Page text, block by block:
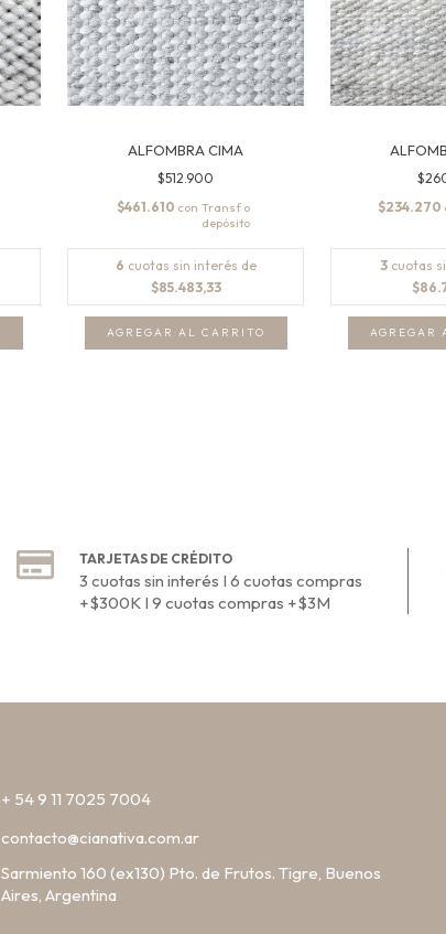
ALFOMBRA CIMA
$512.900
$461.610 con
6 cuotas sin interés de
$85.483,33
AGREGAR AL CARRITO
$234.270
3 cuotas
AGREGAR
TARJETAS DE CRÉDITO
3 cuotas sin interés I 6 cuotas compras
+$300K I 9 cuotas compras +$3M
+ 54 9 11 7025 7004
contacto@cianativa.com.ar
Sarmiento 160 (ex130) Pto. de Frutos. Tigre, Buenos
Aires, Argentina